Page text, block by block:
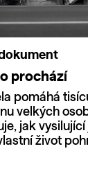
prochází
pomáhá
velkých
jak vysilující
život